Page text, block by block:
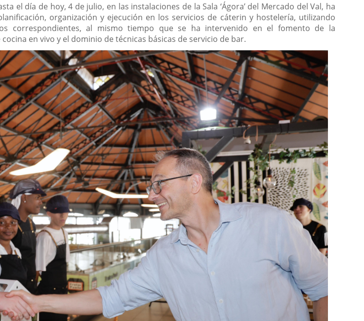
el día de hoy, 4 de julio, en las instalaciones de la Sala ‘Ágora’ del Mercado del Val, ha
organización y ejecución en los servicios de cáterin y hostelería, utilizando
correspondientes, al mismo tiempo que se ha intervenido en el fomento de la
en vivo y el dominio de técnicas básicas de servicio de bar.